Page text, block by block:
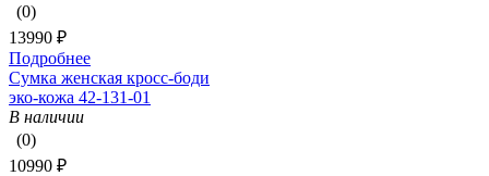
(0)
13990 ₽
Подробнее
Сумка женская кросс-боди
эко-кожа 42-131-01
В наличии
(0)
10990 ₽